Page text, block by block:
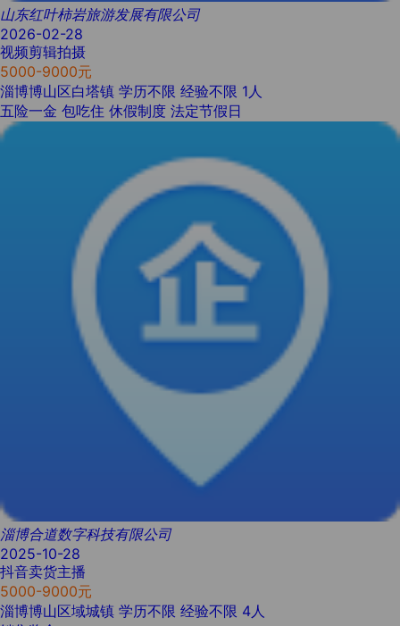
山东红叶柿岩旅游发展有限公司
2026-02-28
视频剪辑拍摄
5000-9000元
淄博博山区白塔镇 学历不限 经验不限 1人
五险一金 包吃住 休假制度 法定节假日
淄博合道数字科技有限公司
2025-10-28
抖音卖货主播
5000-9000元
淄博博山区域城镇 学历不限 经验不限 4人